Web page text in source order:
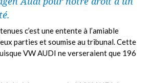
c’est une entente à l’amiable
parties et soumise au tribunal. Cette
VW AUDI ne verseraient que 196